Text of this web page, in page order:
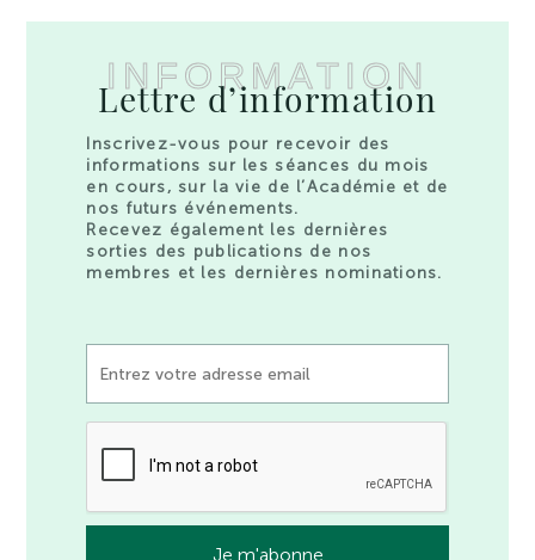
INFORMATION
Lettre d’information
Inscrivez-vous pour recevoir des
informations sur les séances du mois
en cours, sur la vie de l’Académie et de
nos futurs événements.
Recevez également les dernières
sorties des publications de nos
membres et les dernières nominations.